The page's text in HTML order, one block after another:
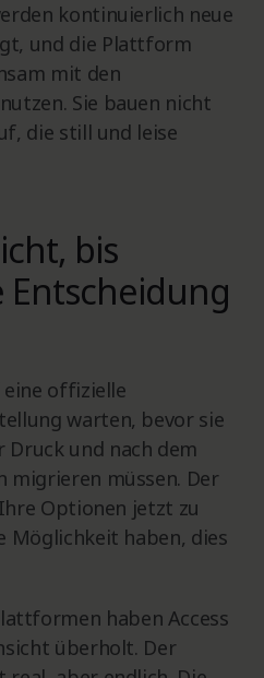
kontinuierlich neue
und die Plattform
mit den
Sie bauen nicht
die still und leise
bis
eine offizielle
warten, bevor sie
Druck und nach dem
migrieren müssen. Der
Optionen jetzt zu
Möglichkeit haben, dies
haben Access
überholt. Der